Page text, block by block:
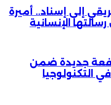
إلى إسناد.. أميرة
الإنسانية
جديدة ضمن
التكنولوجيا